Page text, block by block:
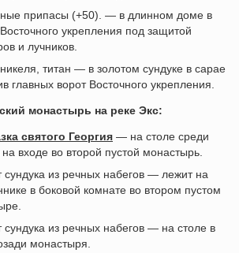
припасы (+50). — в длинном доме в
укрепления под защитой
и лучников.
титан — в золотом сундуке в сарае
главных ворот Восточного укрепления.
монастырь на реке Экс:
святого Георгия — на столе среди
на входе во второй пустой монастырь.
сундука из речных набегов — лежит на
в боковой комнате во втором пустом
сундука из речных набегов — на столе в
монастыря.